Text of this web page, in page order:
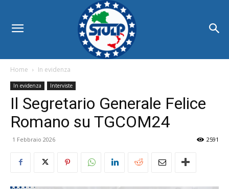
Home In evidenza
In evidenza Interviste
Il Segretario Generale Felice
Romano su TGCOM24
1 Febbraio 2026 2591